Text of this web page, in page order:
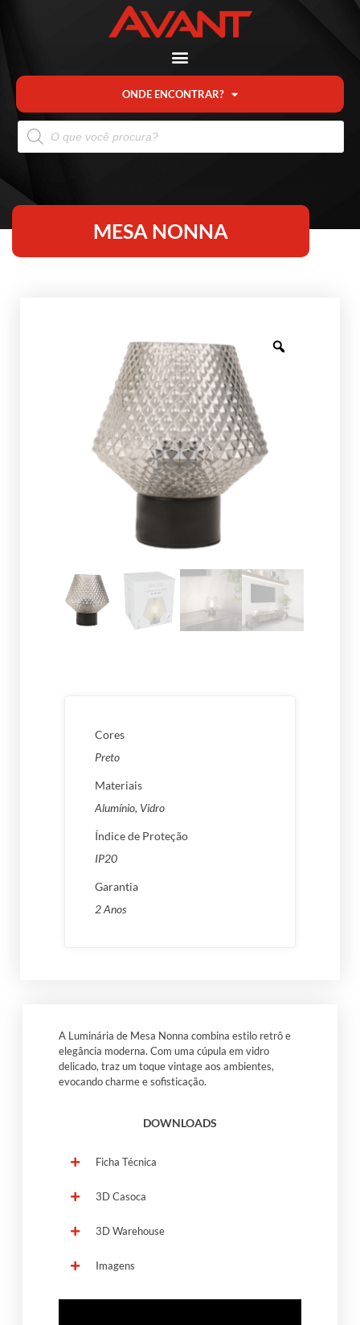
ONDE ENCONTRAR?
MESA NONNA
Cores
Preto
Materiais
Alumínio, Vidro
Índice de Proteção
IP20
Garantia
2 Anos
A Luminária de Mesa Nonna combina estilo retrô e
elegância moderna. Com uma cúpula em vidro
delicado, traz um toque vintage aos ambientes,
evocando charme e sofisticação.
DOWNLOADS
Ficha Técnica
3D Casoca
3D Warehouse
Imagens